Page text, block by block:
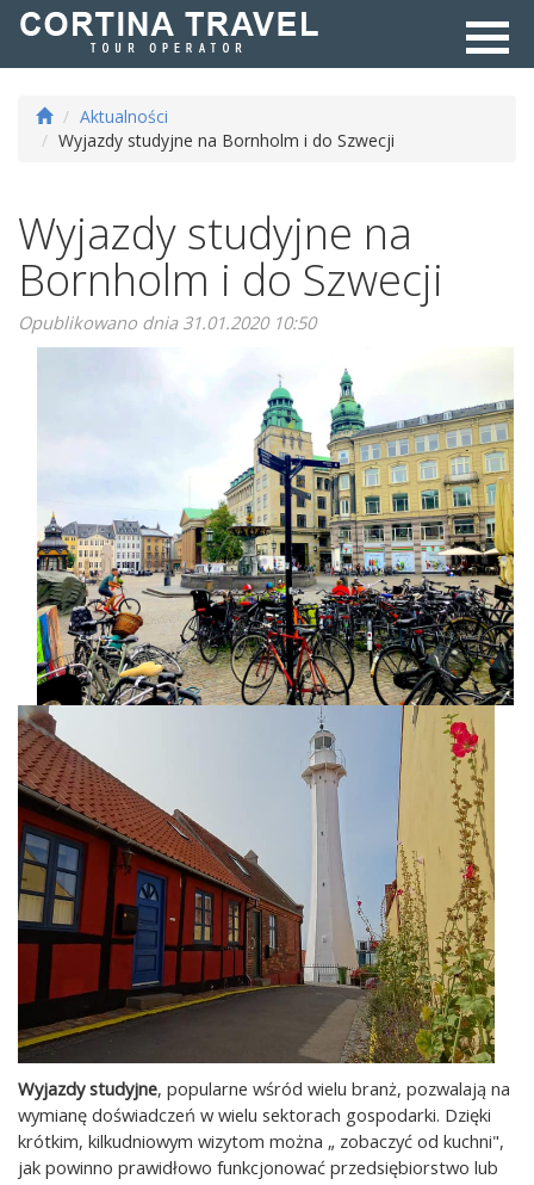
Aktualności
Wyjazdy studyjne na Bornholm i do Szwecji
Wyjazdy studyjne na
Bornholm i do Szwecji
Opublikowano dnia 31.01.2020 10:50
Wyjazdy studyjne, popularne wśród wielu branż, pozwalają na
wymianę doświadczeń w wielu sektorach gospodarki. Dzięki
krótkim, kilkudniowym wizytom można „ zobaczyć od kuchni",
jak powinno prawidłowo funkcjonować przedsiębiorstwo lub